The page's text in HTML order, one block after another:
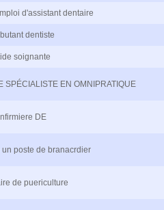
d'assistant dentaire
dentiste
soignante
SPÉCIALISTE EN OMNIPRATIQUE
DE
poste de branacrdier
de puericulture